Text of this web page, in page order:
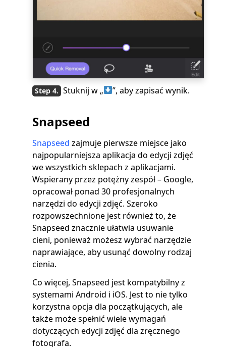
Stuknij w „ ”, aby zapisać wynik.
Snapseed
Snapseed zajmuje pierwsze miejsce jako
najpopularniejsza aplikacja do edycji zdjęć
we wszystkich sklepach z aplikacjami.
Wspierany przez potężny zespół – Google,
opracował ponad 30 profesjonalnych
narzędzi do edycji zdjęć. Szeroko
rozpowszechnione jest również to, że
Snapseed znacznie ułatwia usuwanie
cieni, ponieważ możesz wybrać narzędzie
naprawiające, aby usunąć dowolny rodzaj
cienia.
Co więcej, Snapseed jest kompatybilny z
systemami Android i iOS. Jest to nie tylko
korzystna opcja dla początkujących, ale
także może spełnić wiele wymagań
dotyczących edycji zdjęć dla zręcznego
fotografa.